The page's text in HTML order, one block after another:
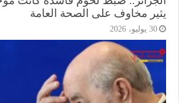
مخاوف على الصحة العامة